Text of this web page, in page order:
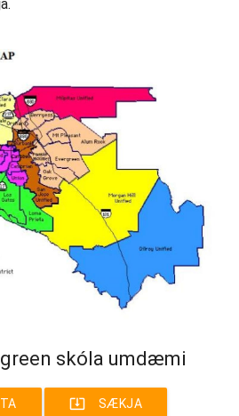
skóla umdæmi
system_update_alt SÆKJA